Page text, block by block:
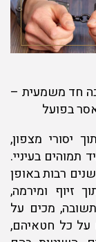
חד משמעית –
יסורי מצפון,
תמוהים בעיניי.
רבות באופן
זיוף ומירמה,
מכים על
על כל חטאיהם,